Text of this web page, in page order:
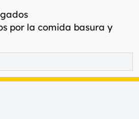
por la comida basura y